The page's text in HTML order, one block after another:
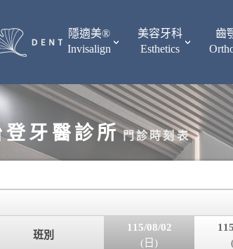
隱適美®
Invisalign
美容牙科
Esthetics
齒
登牙醫診所 門診時刻表
班別
115/08/02
(日)